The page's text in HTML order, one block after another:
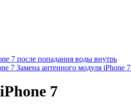
7 после попадания воды внутрь
7 Замена антенного модуля iPhone 7
7